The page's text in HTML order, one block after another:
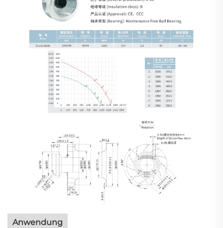
Anwendung